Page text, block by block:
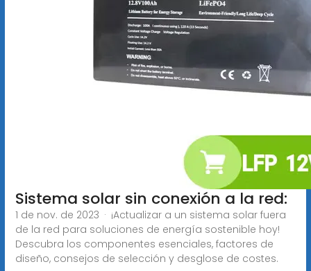
Sistema solar sin conexión a la red:
1 de nov. de 2023 · ¡Actualizar a un sistema solar fuera
de la red para soluciones de energía sostenible hoy!
Descubra los componentes esenciales, factores de
diseño, consejos de selección y desglose de costes.